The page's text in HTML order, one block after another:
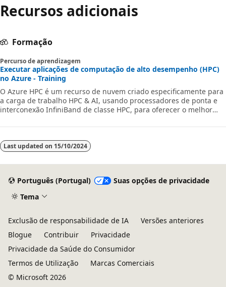
Recursos adicionais
Formação
Percurso de aprendizagem
Executar aplicações de computação de alto desempenho (HPC)
no Azure - Training
O Azure HPC é um recurso de nuvem criado especificamente para
a carga de trabalho HPC & AI, usando processadores de ponta e
interconexão InfiniBand de classe HPC, para oferecer o melhor
permite que os utilizadores desbloqueiem a inovação, a
altamente disponível de tecnologias de HPC ou IA que podem ser
alocadas dinamicamente à medida que as suas necessidades
empresariais e técnicas mud
Last updated on 15/10/2024
Português (Portugal)
Suas opções de privacidade
Tema
Exclusão de responsabilidade de IA
Versões anteriores
Blogue
Contribuir
Privacidade
Privacidade da Saúde do Consumidor
Termos de Utilização
Marcas Comerciais
© Microsoft 2026